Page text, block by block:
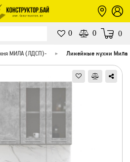
0 0 0
МИЛА (ЛДСП)- Линейные кухни Мила